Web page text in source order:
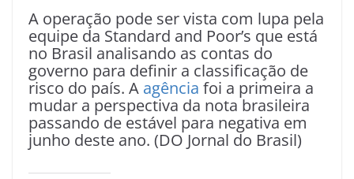
A operação pode ser vista com lupa pela
equipe da Standard and Poor’s que está
no Brasil analisando as contas do
governo para definir a classificação de
risco do país. A agência foi a primeira a
mudar a perspectiva da nota brasileira
passando de estável para negativa em
junho deste ano. (DO Jornal do Brasil)